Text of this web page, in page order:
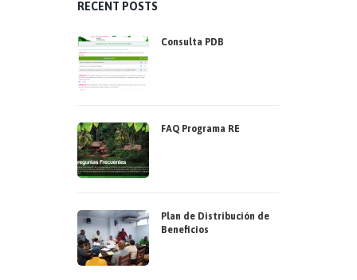
RECENT POSTS
Consulta PDB
FAQ Programa RE
Plan de Distribución de
Beneficios